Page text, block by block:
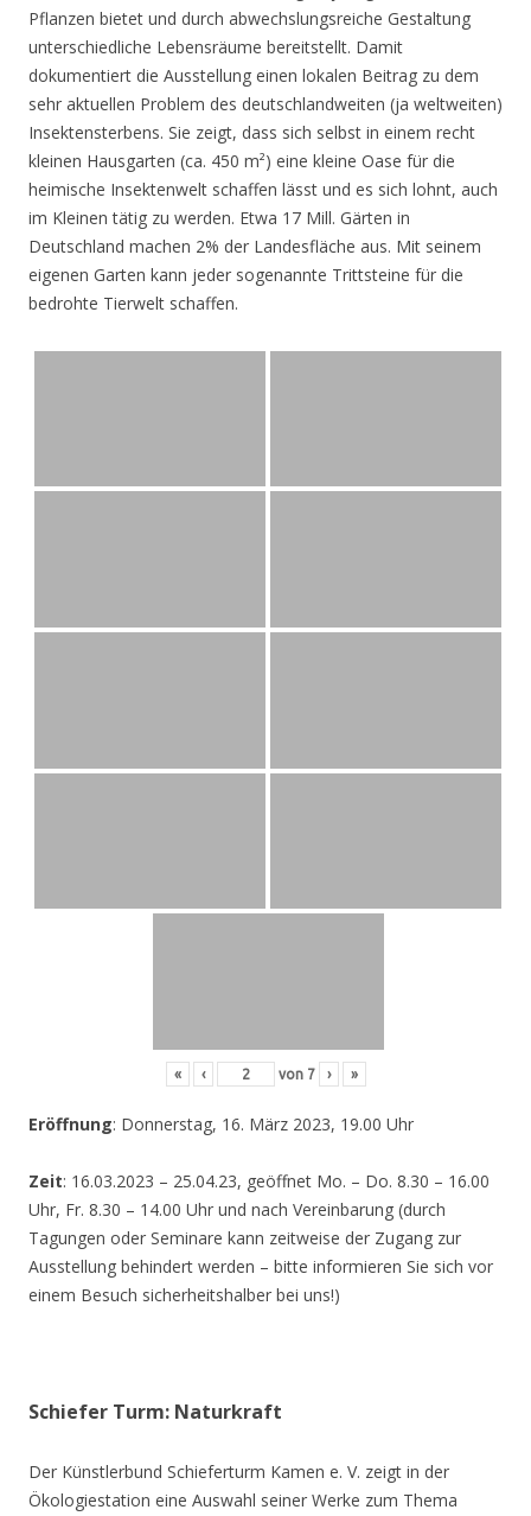
Pflanzen bietet und durch abwechslungsreiche Gestaltung
unterschiedliche Lebensräume bereitstellt. Damit
dokumentiert die Ausstellung einen lokalen Beitrag zu dem
sehr aktuellen Problem des deutschlandweiten (ja weltweiten)
Insektensterbens. Sie zeigt, dass sich selbst in einem recht
kleinen Hausgarten (ca. 450 m²) eine kleine Oase für die
heimische Insektenwelt schaffen lässt und es sich lohnt, auch
im Kleinen tätig zu werden. Etwa 17 Mill. Gärten in
Deutschland machen 2% der Landesfläche aus. Mit seinem
eigenen Garten kann jeder sogenannte Trittsteine für die
bedrohte Tierwelt schaffen.
« ‹ von 7 › »
Eröffnung: Donnerstag, 16. März 2023, 19.00 Uhr
Zeit: 16.03.2023 – 25.04.23, geöffnet Mo. – Do. 8.30 – 16.00
Uhr, Fr. 8.30 – 14.00 Uhr und nach Vereinbarung (durch
Tagungen oder Seminare kann zeitweise der Zugang zur
Ausstellung behindert werden – bitte informieren Sie sich vor
einem Besuch sicherheitshalber bei uns!)
Schiefer Turm: Naturkraft
Der Künstlerbund Schieferturm Kamen e. V. zeigt in der
Ökologiestation eine Auswahl seiner Werke zum Thema